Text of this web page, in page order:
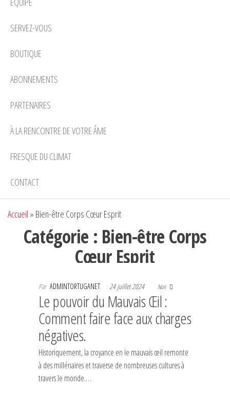
SERVEZ-VOUS
BOUTIQUE
ABONNEMENTS
PARTENAIRES
À LA RENCONTRE DE VOTRE ÂME
FRESQUE DU CLIMAT
CONTACT
Accueil » Bien-être Corps Cœur Esprit
Catégorie : Bien-être Corps
Cœur Esprit
Par ADMINTORTUGANET 24 juillet 2024 Non
Le pouvoir du Mauvais Œil :
Comment faire face aux charges
négatives.
Historiquement, la croyance en le mauvais œil remonte
à des millénaires et traverse de nombreuses cultures à
travers le monde.…